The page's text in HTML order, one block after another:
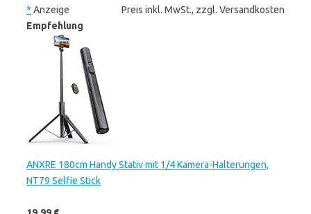
* Anzeige
Preis inkl. MwSt., zzgl. Versandkosten
Empfehlung
ANXRE 180cm Handy Stativ mit 1/4 Kamera-Halterungen,
NT79 Selfie Stick